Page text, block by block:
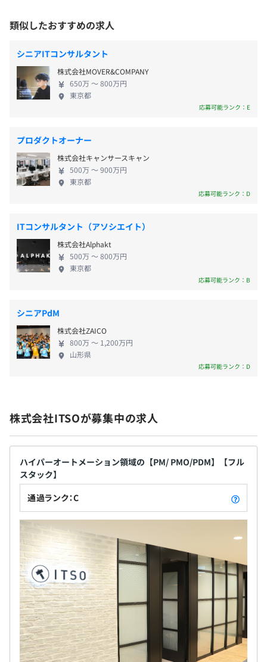
■大手製造企業：全社AI導入/活用推進支援
始動。
本プロジェクトの主要メンバーとして、AI製品開発や従業
員向けのAI研修実施などプロジェクトの方針策定にかかわ
る上流コンサルタントとして参画。
（PM）
手作業で行っていた精算レポートの作成、与信管理業務に
伴う事務作業など、RPAツールで用いて業務を自動化し、
コストを低減するプロジェクトにプロジェクトマネージャ
■大手製造企業：全社的なシステム刷新のPoC
システム保守期間終了にともなうクラウドシステムへの移
行を支援。
顧客要件を把握の上、顧客にとって最適なシステムを提案
■大手IT企業：社内の内製化開発の進め方策定支援
大手IT企業における社内におけるDX推進内製化プロジェ
クトについて、中長期的なロードマップを策定する上流工
◆エンジニアの代表が考案した明瞭な評価制度あり
プロジェクトへの貢献度・実績・勤務態度など、定性面／
定量面の両方で明確な指標を設けています。
昇給においても具体的な等級制度を用いていますので、昇
給時の納得感やモチベーションの増加にも期待できます。
技術者が正当な評価を受け、待遇に還元される。そんな成
長サポートが当社の魅力です。
・東京メトロ日比谷線「虎ノ門ヒルズ駅」より徒歩3分
9：00～18：00（実働8時間）
休憩時間：休憩60分
平均残業時間：平均10h程度 ※プロジェクトの進捗に合
わせ、スケジュールを柔軟に調整できます
《年間休日125日》
・完全週休2日制（土・日）
・祝日
・年末年始休暇（12月29日～1月3日）
・産前産後休暇
・育児休暇
・介護休暇
・通勤交通費全額支給
・残業手当（全額支給）
昇給：年2回
社会保険完備（健康保険・厚生年金加入・雇用保険・労災
保険）
協会けんぽ加入
有期雇用
契約更新の有無・契約期間の定め
あり(6ヶ月)
り、一貫して行います。 はじめは先輩社員があなた
をサポートしながら、できることから徐々にお任せ
していきます。 【具体的な仕事内容】 ■クライアン
ト側の利用システムに応じた技術提案と実装 ・業務
整理/BPR領域 ・マクロや各種スクリプト、ツール開
発やデータベースの解析 など ■クライアント向け
RPA研修の企画/実施 ■RPA管理や組織構築支援など
グ領域から、仕様設計・構築・運用・保守などの開
発領域まで、一貫して担当します。 ※チーム制（2～
3名、最大10名を想定）でプロジェクト担当 ※入社
後は基本、社内で先輩社員がつき、業務を覚えます。
技術に長けたエンジニアでもある代表から直接学べ
年ぐらいで独り立ちとなります。 ※リモートOKのプ
ロジェクトあり 注目大幅な収入・キャリアアップを
実現！ ■収入UPを実現！ 実際に前職で年収400万円
だった方が、入社後年収600万円に増収した実例な
ど、転職後年収が1.5倍にアップした実績が多数あり
める案件が豊富です。クライアントの業務が効率化で
きるようご自身のアイデアを直接提案できます。これ
まで以上の上流での経験が積めるので、今後のキャ
リアにおいて、貴重な経験となるでしょう。 注目導
定パートナー ・国内トップクラスの構築実績 ・RPA
デベロッパー上級資格保有者多数 ●「Automation
Anywhere」認定パートナー ・マスターコース資格
保有者数多数 上記の実績のほかに、大手コンサルテ
ィングファーム出身のメンバーやエンジニアも多く
在籍しており、コンサル力と技術力の両面において
強みを持っています。そうした実績からクライアント
の8割が上場企業。金融機関やエネルギー、CVS、飲
料メーカーなど、多彩な業種に及び、導入実績は国
内有数の規模を誇っています。
類似したおすすめの求人
シニアITコンサルタント
株式会社MOVER&COMPANY
650万 〜 800万円
東京都
応募可能ランク：E
プロダクトオーナー
株式会社キャンサースキャン
500万 〜 900万円
東京都
応募可能ランク：D
ITコンサルタント（アソシエイト）
株式会社Alphakt
500万 〜 800万円
東京都
応募可能ランク：B
シニアPdM
株式会社ZAICO
800万 〜 1,200万円
山形県
応募可能ランク：D
株式会社ITSOが募集中の求人
ハイパーオートメーション領域の【PM/ PMO/PDM】【フル
スタック】
通過ランク：C